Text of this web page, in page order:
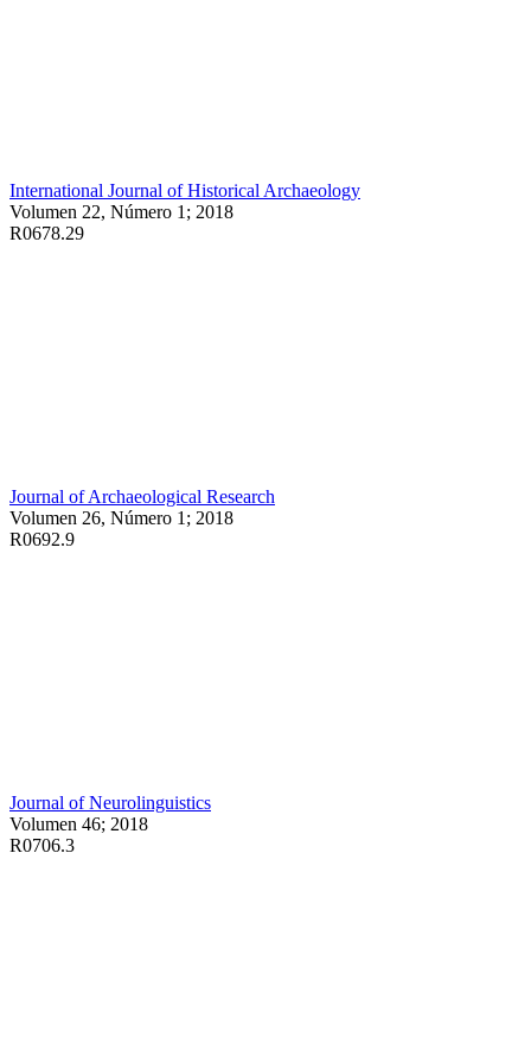
International Journal of Historical Archaeology
Volumen 22, Número 1; 2018
R0678.29
Journal of Archaeological Research
Volumen 26, Número 1; 2018
R0692.9
Journal of Neurolinguistics
Volumen 46; 2018
R0706.3